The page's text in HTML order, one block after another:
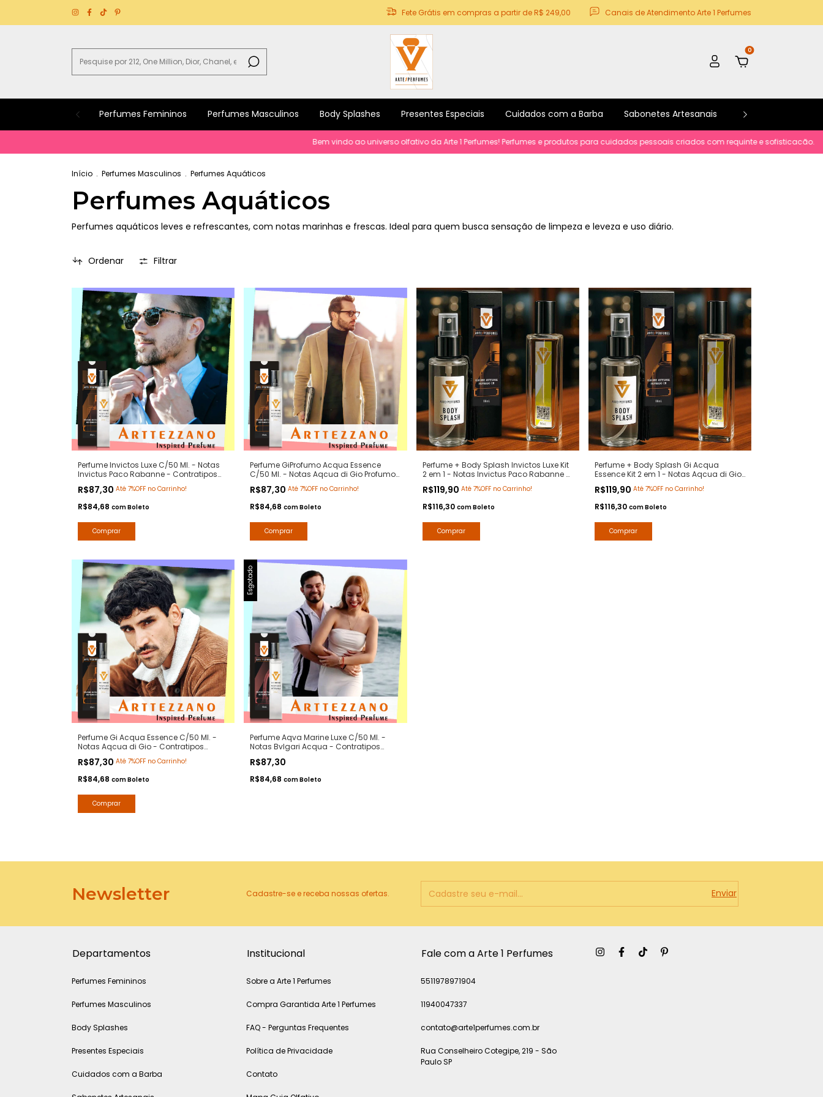
Fete Grátis em compras a partir de R$ 249,00 Canais de Atendimento Arte 1 Perfumes
0
Perfumes Femininos Perfumes Masculinos Body Splashes Presentes Especiais Cuidados com a Barba Sabonetes Artesanais Kits e Promoções
Bem vindo ao universo olfativo da Arte 1 Perfumes! Perfumes e produtos para cuidados pessoais criados com requinte e sofisticacão.
Início . Perfumes Masculinos . Perfumes Aquáticos
Perfumes Aquáticos
Perfumes aquáticos leves e refrescantes, com notas marinhas e frescas. Ideal para quem busca sensação de limpeza e leveza e uso diário.
Ordenar Filtrar
Perfume Invictos Luxe C/50 Ml. - Notas
Invictus Paco Rabanne - Contratipos
Premium - Arte 1 Perfumes
R$87,30 Até 7%OFF no Carrinho!
R$84,68 comBoleto
Perfume GiProfumo Acqua Essence
C/50 Ml. - Notas Aqcua di Gio Profumo
- Contratipos Premium - Arte 1 Perfumes
R$87,30Até 7%OFF no Carrinho!
R$84,68comBoleto
Perfume + Body Splash Invictos Luxe Kit
2 em 1 - Notas Invictus Paco Rabanne -
Contratipos Premium - Arte 1 Perfumes
R$119,90 Até 7%OFF no Carrinho!
R$116,30 comBoleto
Perfume + Body Splash Gi Acqua
Essence Kit 2 em 1 - Notas Aqcua di Gio
- Contratipos Premium - Arte 1 Perfumes
R$119,90 Até 7%OFF no Carrinho!
R$116,30 comBoleto
Perfume Gi Acqua Essence C/50 Ml. -
Notas Aqcua di Gio - Contratipos
Premium - Arte 1 Perfumes
R$87,30 Até 7%OFF no Carrinho!
R$84,68 comBoleto
Esgotado
Perfume Aqva Marine Luxe C/50 Ml. -
Notas Bvlgari Acqua - Contratipos
R$87,30
R$84,68comBoleto
Newsletter Cadastre-se e receba nossas ofertas.
Departamentos
Perfumes Femininos
Perfumes Masculinos
Body Splashes
Presentes Especiais
Cuidados com a Barba
Institucional
Sobre a Arte 1 Perfumes
Compra Garantida Arte 1 Perfumes
FAQ - Perguntas Frequentes
Política de Privacidade
Contato
Fale com a Arte 1 Perfumes
5511978971904
11940047337
contato@arte1perfumes.com.br
Rua Conselheiro Cotegipe, 219 - São
Paulo SP